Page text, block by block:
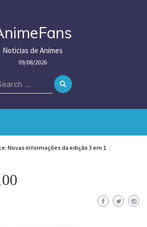
Noticias de Animes
09/08/2026
Novas informações da edição 3 em 1